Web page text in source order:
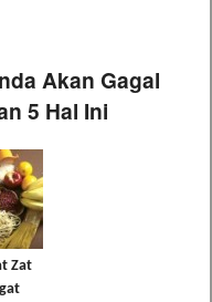
Akan Gagal
5 Hal Ini
Zat